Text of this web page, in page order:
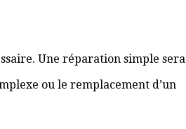
Une réparation simple sera
ou le remplacement d’un